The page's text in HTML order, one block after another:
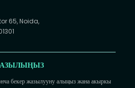
65, Noida,
бекер жазылууну алыңыз жана акыркы